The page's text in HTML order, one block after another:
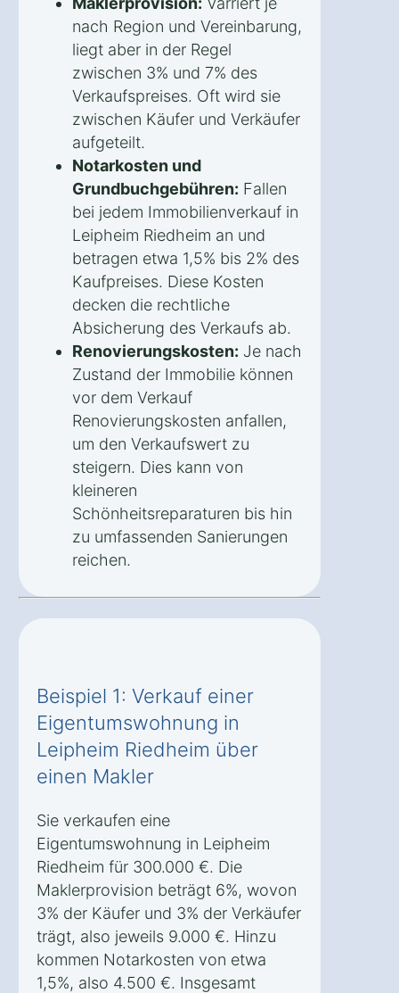
nach Region und Vereinbarung,
liegt aber in der Regel
zwischen 3% und 7% des
Verkaufspreises. Oft wird sie
zwischen Käufer und Verkäufer
aufgeteilt.
Notarkosten und
Grundbuchgebühren: Fallen
bei jedem Immobilienverkauf in
Leipheim Riedheim an und
betragen etwa 1,5% bis 2% des
Kaufpreises. Diese Kosten
decken die rechtliche
Absicherung des Verkaufs ab.
Renovierungskosten: Je nach
Zustand der Immobilie können
vor dem Verkauf
Renovierungskosten anfallen,
um den Verkaufswert zu
steigern. Dies kann von
kleineren
Schönheitsreparaturen bis hin
zu umfassenden Sanierungen
reichen.
Beispiel 1: Verkauf einer
Eigentumswohnung in
Leipheim Riedheim über
einen Makler
Sie verkaufen eine
Eigentumswohnung in Leipheim
Riedheim für 300.000 €. Die
Maklerprovision beträgt 6%, wovon
3% der Käufer und 3% der Verkäufer
trägt, also jeweils 9.000 €. Hinzu
kommen Notarkosten von etwa
1,5%, also 4.500 €. Insgesamt